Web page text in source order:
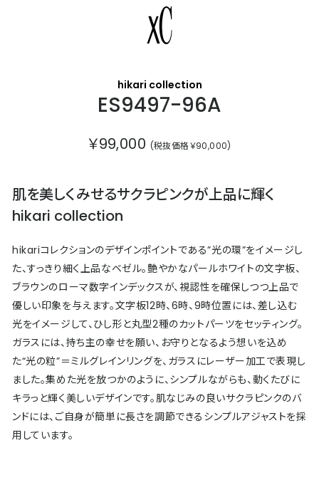
hikari collection
ES9497-96A
￥99,000 (税抜価格￥90,000)
肌を美しくみせるサクラピンクが上品に輝く
hikari collection
hikariコレクションのデザインポイントである”光の環”をイメージし
た、すっきり細く上品なベゼル。艶やかなパールホワイトの文字板、
ブラウンのローマ数字インデックスが、視認性を確保しつつ上品で
優しい印象を与えます。文字板12時、6時、9時位置には、差し込む
光をイメージして、ひし形と丸型2種のカットパーツをセッティング。
ガラスには、持ち主の幸せを願い、お守りとなるよう想いを込め
た“光の粒”＝ミルグレインリングを、ガラスにレーザー加工で表現し
ました。集めた光を放つかのように、シンプルながらも、動くたびに
キラっと輝く美しいデザインです。肌なじみの良いサクラピンクのバ
ンドには、ご自身が簡単に長さを調節できるシンプルアジャストを採
用しています。